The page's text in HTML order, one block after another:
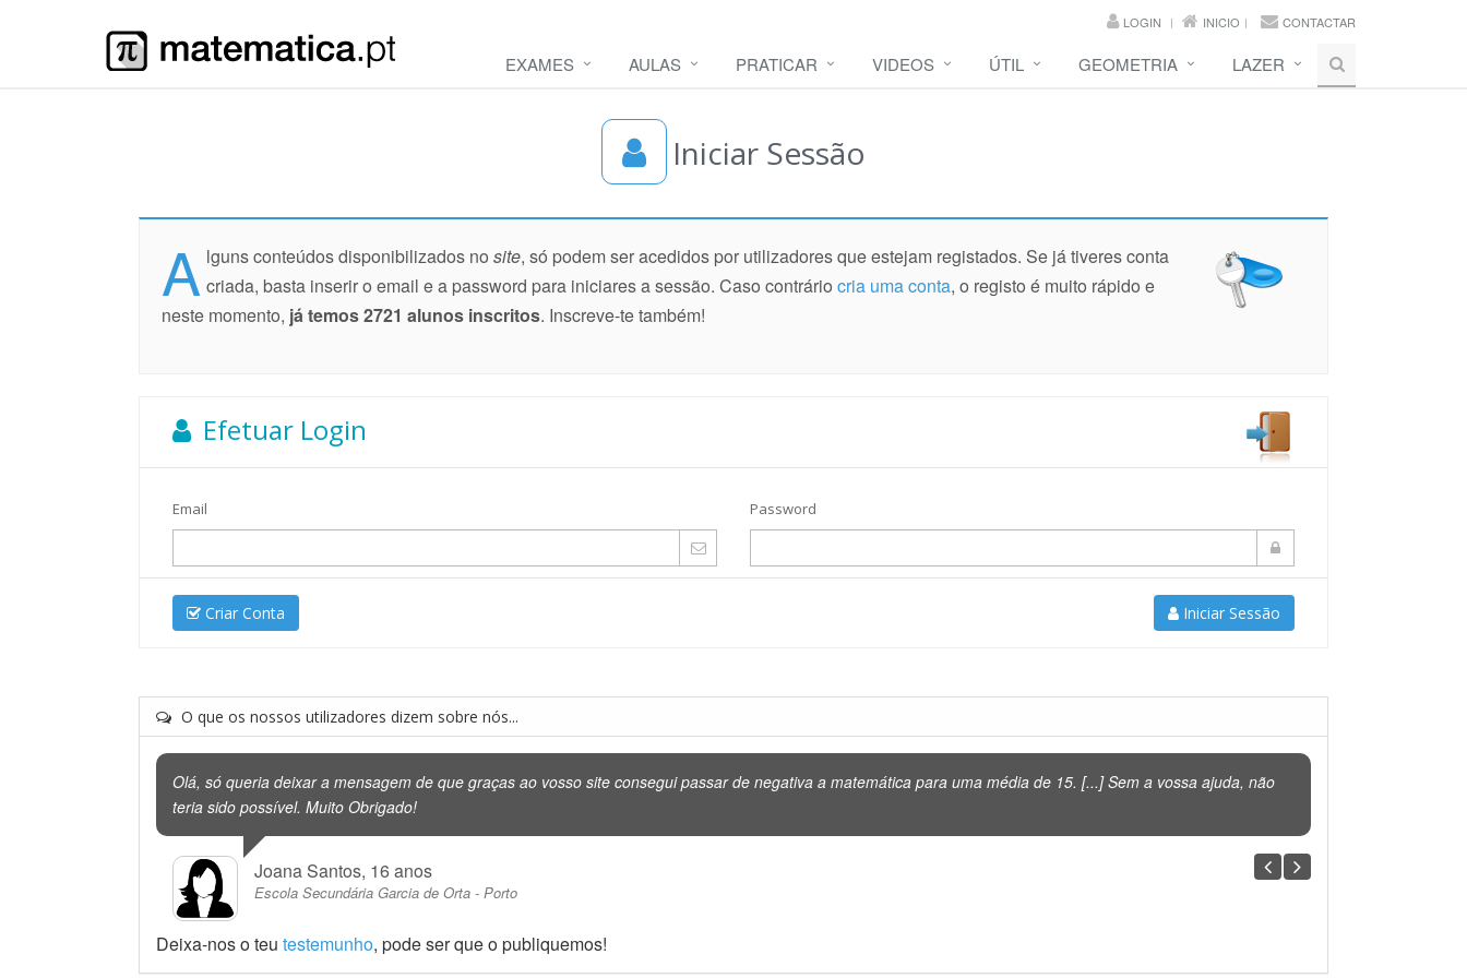
LOGIN INICIO CONTACTAR
EXAMES AULAS PRATICAR VIDEOS ÚTIL GEOMETRIA LAZER
Iniciar Sessão
A lguns conteúdos disponibilizados no site, só podem ser acedidos por utilizadores que estejam registados. Se já tiveres conta
criada, basta inserir o email e a password para iniciares a sessão. Caso contrário cria uma conta, o registo é muito rápido e
neste momento, já temos 2721 alunos inscritos. Inscreve-te também!
Efetuar Login
Email Password
Criar Conta Iniciar Sessão
O que os nossos utilizadores dizem sobre nós...
Olá, só queria deixar a mensagem de que graças ao vosso site consegui passar de negativa a matemática para uma média de 15. [...] Sem a vossa ajuda, não
teria sido possível. Muito Obrigado!
Joana Santos, 16 anos
Escola Secundária Garcia de Orta - Porto
Deixa-nos o teu testemunho, pode ser que o publiquemos!